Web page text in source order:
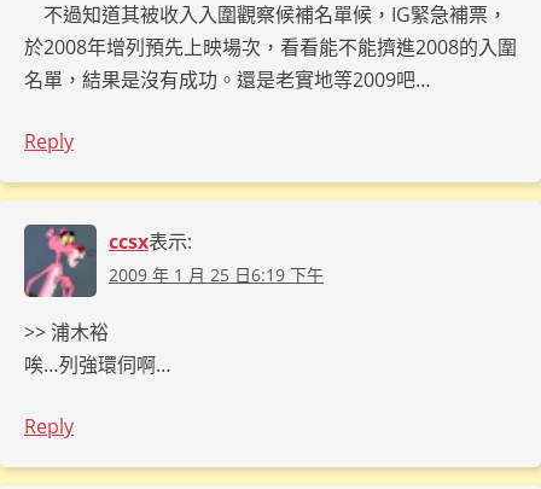
不過知道其被收入入圍觀察候補名單候，IG緊急補票，
於2008年增列預先上映場次，看看能不能擠進2008的入圍
名單，結果是沒有成功。還是老實地等2009吧…
Reply
ccsx表示:
2009 年 1 月 25 日6:19 下午
>> 浦木裕
唉…列強環伺啊…
Reply